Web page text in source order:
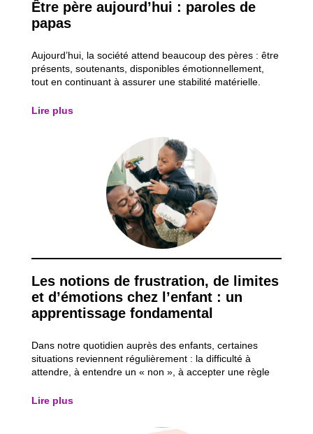
Être père aujourd’hui : paroles de
papas
Aujourd’hui, la société attend beaucoup des pères : être
présents, soutenants, disponibles émotionnellement,
tout en continuant à assurer une stabilité matérielle.
réellement leur rôle ? Après avoir analysé le mois passé,
Lire plus
Les notions de frustration, de limites
et d’émotions chez l’enfant : un
apprentissage fondamental
Dans notre quotidien auprès des enfants, certaines
situations reviennent régulièrement : la difficulté à
attendre, à entendre un « non », à accepter une règle
moments peuvent être intenses, parfois éprouvants,
Lire plus